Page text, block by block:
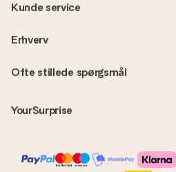
Ofte stillede spørgsmål
YourSurprise
Kunde service
Erhverv